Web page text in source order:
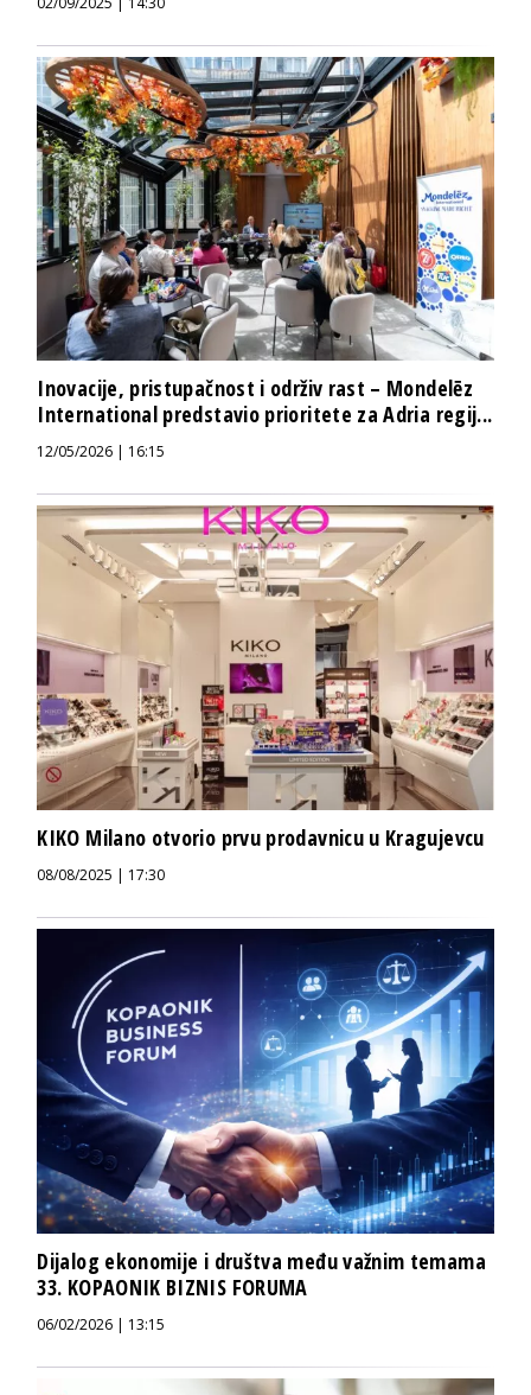
Inovacije, pristupačnost i održiv rast – Mondelēz
International predstavio prioritete za Adria regij...
12/05/2026 | 16:15
KIKO Milano otvorio prvu prodavnicu u Kragujevcu
08/08/2025 | 17:30
Dijalog ekonomije i društva među važnim temama
33. KOPAONIK BIZNIS FORUMA
06/02/2026 | 13:15